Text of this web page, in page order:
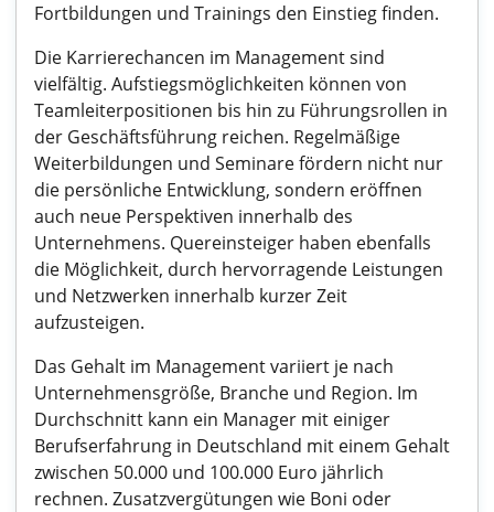
Fortbildungen und Trainings den Einstieg finden.
Die Karrierechancen im Management sind
vielfältig. Aufstiegsmöglichkeiten können von
Teamleiterpositionen bis hin zu Führungsrollen in
der Geschäftsführung reichen. Regelmäßige
Weiterbildungen und Seminare fördern nicht nur
die persönliche Entwicklung, sondern eröffnen
auch neue Perspektiven innerhalb des
Unternehmens. Quereinsteiger haben ebenfalls
die Möglichkeit, durch hervorragende Leistungen
und Netzwerken innerhalb kurzer Zeit
aufzusteigen.
Das Gehalt im Management variiert je nach
Unternehmensgröße, Branche und Region. Im
Durchschnitt kann ein Manager mit einiger
Berufserfahrung in Deutschland mit einem Gehalt
zwischen 50.000 und 100.000 Euro jährlich
rechnen. Zusatzvergütungen wie Boni oder